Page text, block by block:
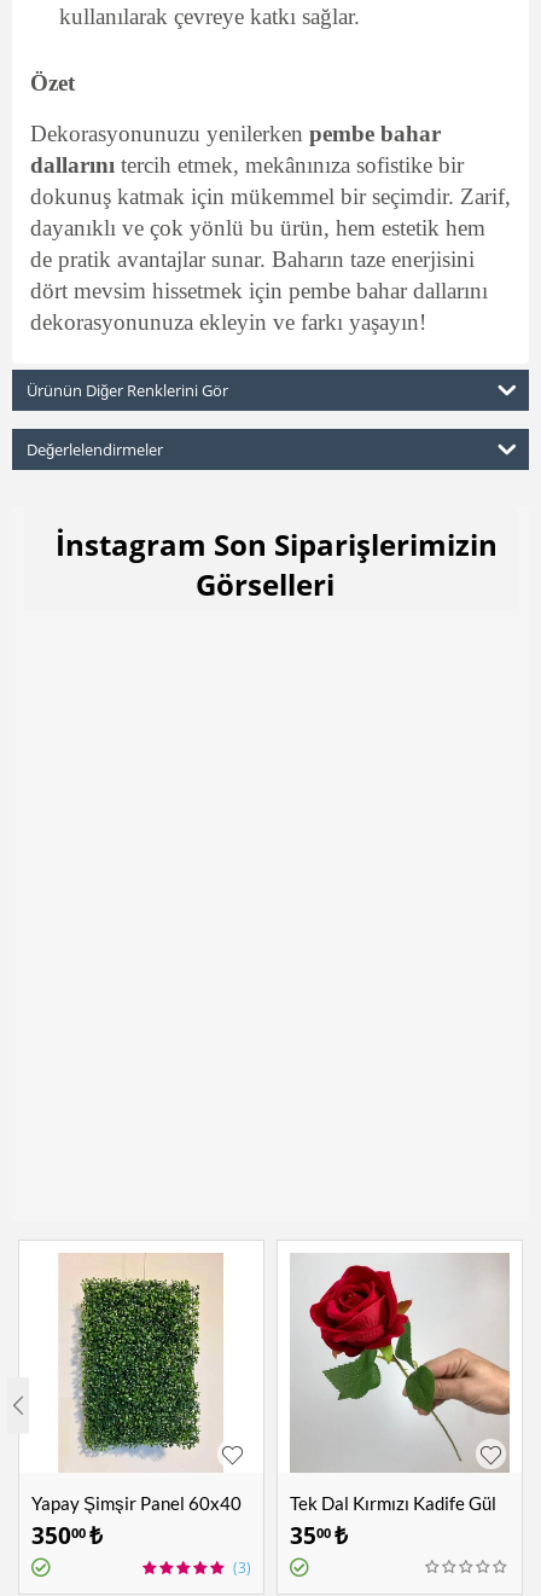
kullanılarak çevreye katkı sağlar.
Özet
Dekorasyonunuzu yenilerken pembe bahar
dallarını tercih etmek, mekânınıza sofistike bir
dokunuş katmak için mükemmel bir seçimdir. Zarif,
dayanıklı ve çok yönlü bu ürün, hem estetik hem
de pratik avantajlar sunar. Baharın taze enerjisini
dört mevsim hissetmek için pembe bahar dallarını
dekorasyonunuza ekleyin ve farkı yaşayın!
Ürünün Diğer Renklerini Gör
Değerlelendirmeler
İnstagram Son Siparişlerimizin
Görselleri
Yapay Şimşir Panel 60x40
cm
35000 ₺
(3)
Tek Dal Kırmızı Kadife Gül
3500 ₺